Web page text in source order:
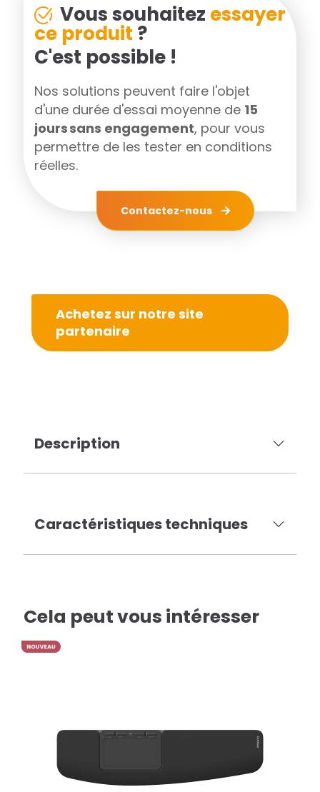
Achetez sur notre site
partenaire
Vous souhaitez essayer
ce produit ?
C'est possible !
Nos solutions peuvent faire l'objet
d'une durée d'essai moyenne de 15
jours sans engagement, pour vous
permettre de les tester en conditions
réelles.
Contactez-nous
Description
Caractéristiques techniques
Cela peut vous intéresser